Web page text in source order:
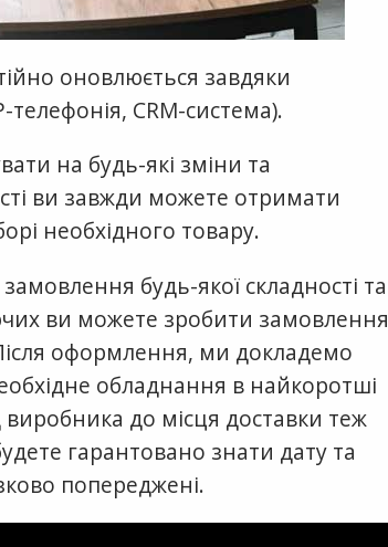
оновлюється завдяки
CRM-система).
на будь-які зміни та
ви завжди можете отримати
необхідного товару.
будь-якої складності та
ви можете зробити замовлення
оформлення, ми докладемо
обладнання в найкоротші
до місця доставки теж
гарантовано знати дату та
попереджені.